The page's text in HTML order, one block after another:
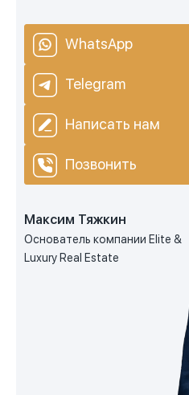
WhatsApp
Telegram
Написать нам
Позвонить
Максим Тяжкин
Основатель компании Elite &
Luxury Real Estate